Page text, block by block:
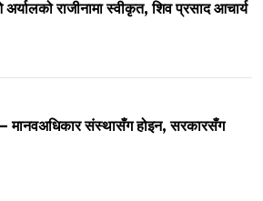
राजीनामा स्वीकृत, शिव प्रसाद आचार्य
मानवअधिकार संस्थासँग होइन, सरकारसँग